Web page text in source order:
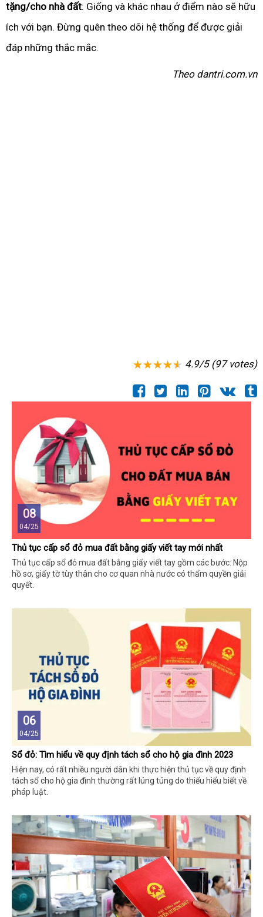
tặng/cho nhà đất: Giống và khác nhau ở điểm nào sẽ hữu
ích với bạn. Đừng quên theo dõi hệ thống để được giải
đáp những thắc mắc.
Theo dantri.com.vn
4.9/5 (97 votes)
08
04/25
Thủ tục cấp sổ đỏ mua đất bằng giấy viết tay mới nhất
Thủ tục cấp sổ đỏ mua đất bằng giấy viết tay gồm các bước: Nộp
hồ sơ, giấy tờ tùy thân cho cơ quan nhà nước có thẩm quyền giải
quyết.
06
04/25
Sổ đỏ: Tìm hiểu về quy định tách sổ cho hộ gia đình 2023
Hiện nay, có rất nhiều người dân khi thực hiện thủ tục về quy định
tách sổ cho hộ gia đình thường rất lúng túng do thiếu hiểu biết về
pháp luật.